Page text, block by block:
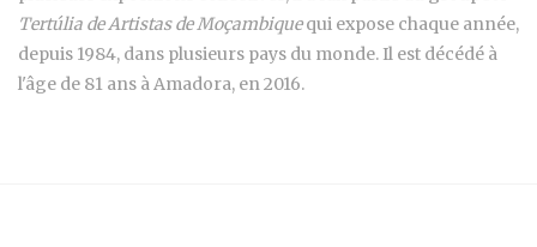
Tertúlia de Artistas de Moçambiquequi expose chaque année,
depuis 1984, dans plusieurs pays du monde. Il est décédé à
l'âge de 81 ans à Amadora, en 2016.